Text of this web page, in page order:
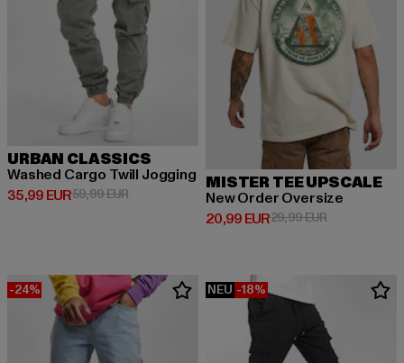
URBAN CLASSICS
Washed Cargo Twill Jogging
35,99 EUR
Derzeitiger Preis: 35,99 EUR
59,99 EURAktionspreis: 59,99 EUR
MISTER TEE UPSCALE
New Order Oversize
20,99 EUR
Derzeitiger Preis: 20,99 EUR
29,99 EURAktionspreis:
-24% NEU -18%